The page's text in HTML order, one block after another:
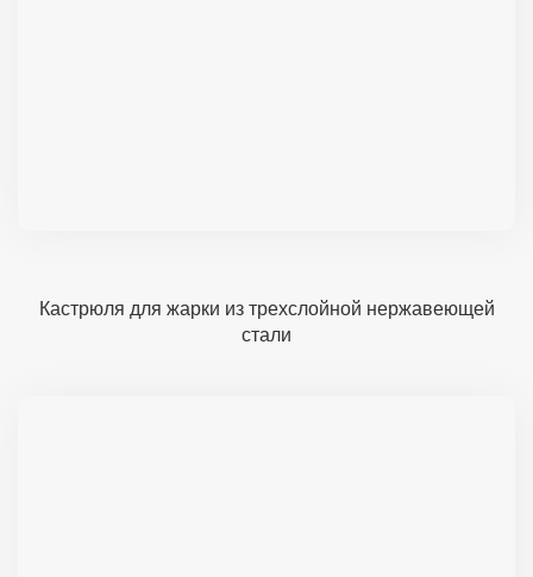
Кастрюля для жарки из трехслойной нержавеющей
стали